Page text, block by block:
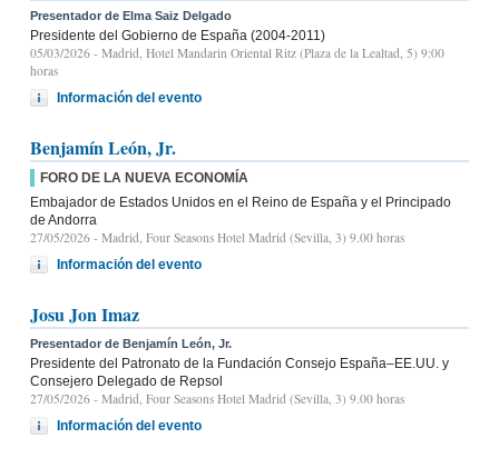
Presentador de Elma Saiz Delgado
Presidente del Gobierno de España (2004-2011)
05/03/2026 - Madrid, Hotel Mandarin Oriental Ritz (Plaza de la Lealtad, 5) 9:00
horas
Información del evento
Benjamín León, Jr.
FORO DE LA NUEVA ECONOMÍA
Embajador de Estados Unidos en el Reino de España y el Principado
de Andorra
27/05/2026 - Madrid, Four Seasons Hotel Madrid (Sevilla, 3) 9.00 horas
Información del evento
Josu Jon Imaz
Presentador de Benjamín León, Jr.
Presidente del Patronato de la Fundación Consejo España–EE.UU. y
Consejero Delegado de Repsol
27/05/2026 - Madrid, Four Seasons Hotel Madrid (Sevilla, 3) 9.00 horas
Información del evento